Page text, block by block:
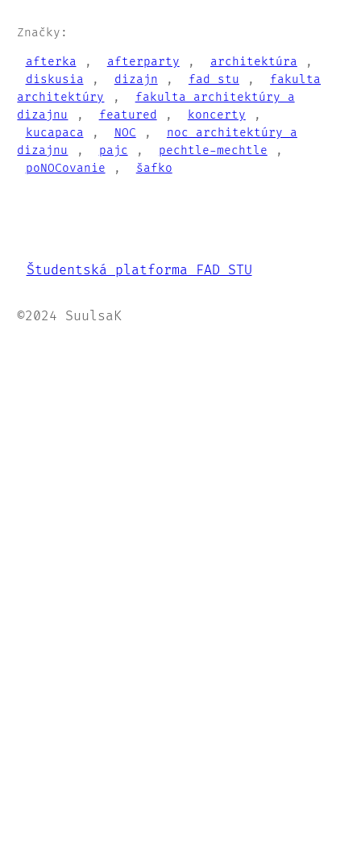
Značky:
afterka , afterparty , architektúra
diskusia
, dizajn , fad stu ,
fakulta
architektúry
,
fakulta architektúry a
dizajnu
, featured , koncerty
kucapaca
, NOC ,
noc architektúry a
dizajnu
, pajc , pechtle-mechtle
poNOCovanie
, šafko
Študentská platforma FAD STU
©2024 SuulsaK